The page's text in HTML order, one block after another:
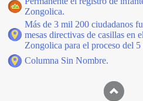
Zongolica.
Más de 3 mil 200 ciudadanos
mesas directivas de casillas en
Zongolica para el proceso del
Columna Sin Nombre.